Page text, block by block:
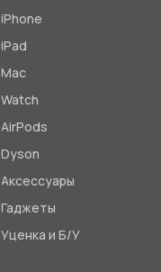
iPhone
iPad
Mac
Watch
AirPods
Аксессуары
Гаджеты
Уценка и Б/У
Dyson